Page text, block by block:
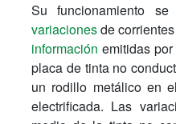
Su funcionamiento
variacionesde
información emitidas por
placa de tinta no
un rodillo metálico en
electrificada. Las